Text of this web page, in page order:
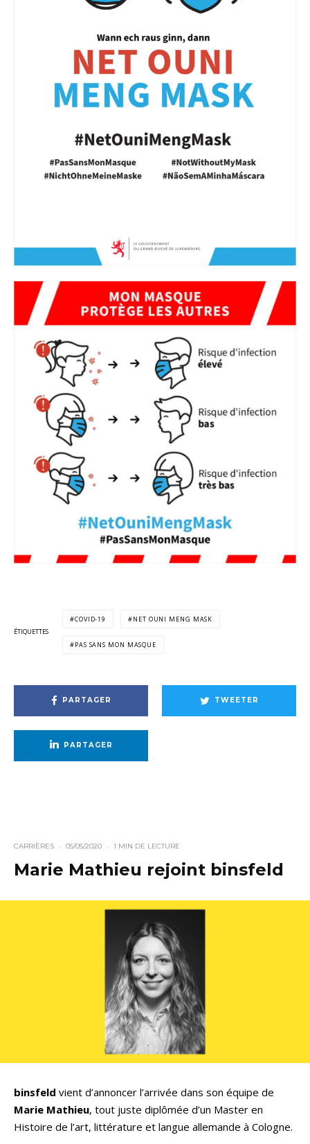
ÉTIQUETTES
COVID-19 NET OUNI MENG MASK
PAS SANS MON MASQUE
PARTAGER TWEETER
PARTAGER
CARRIÈRES · 05/05/2020 · 1 MIN DE LECTURE
Marie Mathieu rejoint binsfeld
binsfeld vient d’annoncer l’arrivée dans son équipe de
Marie Mathieu, tout juste diplômée d’un Master en
Histoire de l’art, littérature et langue allemande à Cologne.